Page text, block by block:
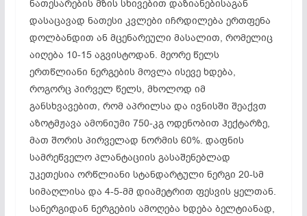
ნათესარების მზის სხივებით დაზიანებისაგან
დასაცავად ნათესი კვლები იჩრდილება ერთფენა
დოლბანდით ან მცენარეული მასალით, რომელიც
აიღება 10-15 აგვისტოდან. მეორე წელს
ერთწლიანი ნერგების მოვლა ისევე ხდება,
როგორც პირველ წელს, მხოლოდ იმ
განსხვავებით, რომ აპრილსა და ივნისში შეაქვთ
აზოტმჟავა ამონიუმი 750-კგ ოდენობით ჰექტარზე,
მათ შორის პირველად ნორმის 60%. დაფნის
სამრეწველო პლანტაციის გასაშენებლად
უკეთესია ორწლიანი სტანდარტული ნერგი 20-სმ
სიმაღლისა და 4-5-მმ დიამეტრით ფესვის ყელთან.
სანერგიდან ნერგების ამოღება ხდება ბელტიანად,